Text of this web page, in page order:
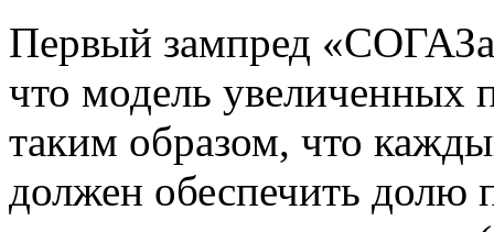
Первый зампред
что модель
таким образом, что
должен обеспечить